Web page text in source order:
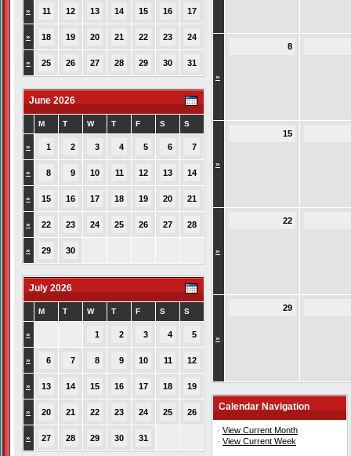
» 11 12 13 14 15 16 17
» 18 19 20 21 22 23 24
» 25 26 27 28 29 30 31
June 2026
M T W T F S S
» 1 2 3 4 5 6 7
» 8 9 10 11 12 13 14
» 15 16 17 18 19 20 21
» 22 23 24 25 26 27 28
» 29 30
July 2026
M T W T F S S
» 1 2 3 4 5
» 6 7 8 9 10 11 12
» 13 14 15 16 17 18 19
» 20 21 22 23 24 25 26
» 27 28 29 30 31
»
8
»
15
»
22
»
29
Calendar Navigation
· View Current Month
· View Current Week